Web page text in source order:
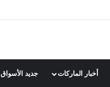
أخبار الماركات جديد الأسواق